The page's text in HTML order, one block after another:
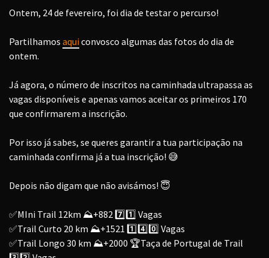
Ontem, 24 de fevereiro, foi dia de testar o percurso!
Partilhamos aqui convosco algumas das fotos do dia de
ontem.
Já agora, o número de inscritos na caminhada ultrapassa as
vagas disponíveis e apenas vamos aceitar os primeiros 170
que confirmarem a inscrição.
Por isso já sabes, se queres garantir a tua participação na
caminhada confirma já a tua inscrição! 😅
Depois não digam que não avisámos! 😇
✅MIni Trail 12km ⛰️+882 7️⃣1️⃣ Vagas
✅Trail Curto 20 km ⛰️+1521 1️⃣4️⃣0️⃣ Vagas
✅Trail Longo 30 km ⛰️+2000 🏆Taça de Portugal de Trail